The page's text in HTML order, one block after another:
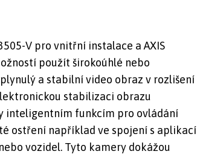
V pro vnitřní instalace a AXIS
použít širokoúhlé nebo
a stabilní video obraz v rozlišení
stabilizaci obrazu
inteligentním funkcím pro ovládání
ostření například ve spojení s aplikací
vozidel. Tyto kamery dokážou